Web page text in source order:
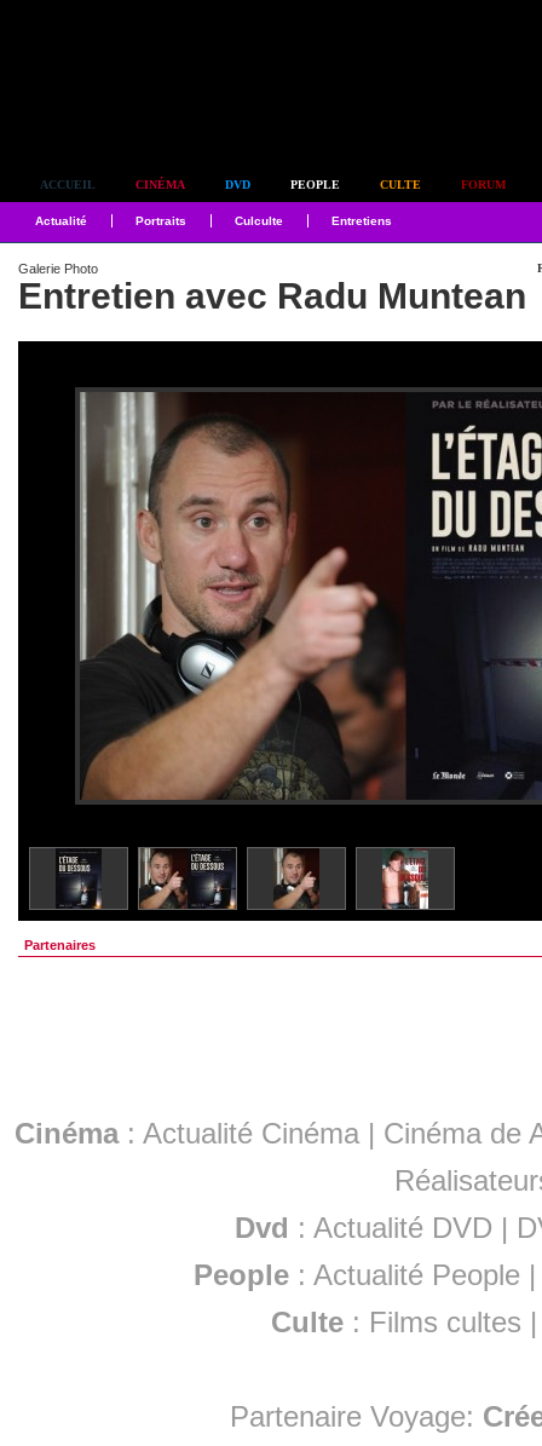
ACCUEIL CINÉMA DVD PEOPLE CULTE FORUM
Actualité Portraits Culculte Entretiens
Galerie Photo
Entretien avec Radu Muntean
Partenaires
Cinéma: Actualité Cinéma | Cinéma de
Dvd : Actualité DVD |
People :Actualité People
Culte : Films cultes
Partenaire Voyage: